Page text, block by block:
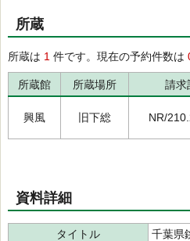
所蔵
所蔵は 1 件です。現在の予約件数は
所蔵館 所蔵場所 請求
興風 旧下総 NR/
資料詳細
タイトル
千葉県